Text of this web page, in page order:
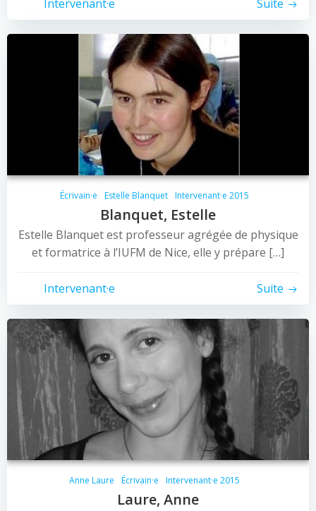
Intervenant·e Suite
Écrivain·e Estelle Blanquet Intervenant·e 2015
Blanquet, Estelle
Estelle Blanquet est professeur agrégée de physique
et formatrice à l’IUFM de Nice, elle y prépare […]
Intervenant·e Suite
Anne Laure Écrivain·e Intervenant·e 2015
Laure, Anne